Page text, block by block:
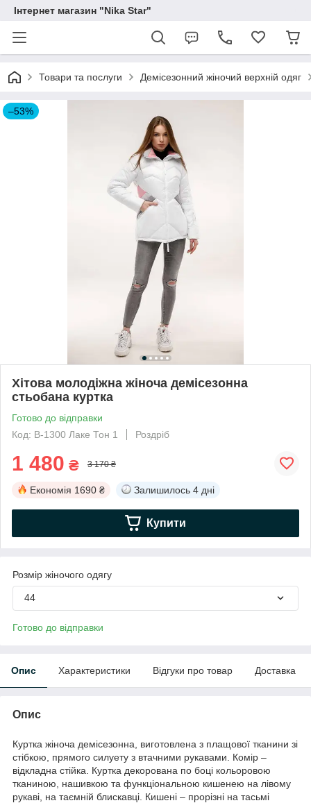
Інтернет магазин "Nika Star"
Товари та послуги Демісезонний жіночий верхній одяг
–53%
Хітова молодіжна жіноча демісезонна
стьобана куртка
Готово до відправки
Код: В-1300 Лаке Тон 1
Роздріб
1 480 ₴ 3 170 ₴
Економія 1690 ₴ Залишилось 4 дні
Купити
Розмір жіночого одягу
44
Готово до відправки
Опис Характеристики Відгуки про товар Доставка
Опис
Куртка жіноча демісезонна, виготовлена з плащової тканини зі
стібкою, прямого силуету з втачними рукавами. Комір –
відкладна стійка. Куртка декорована по боці кольоровою
тканиною, нашивкою та функціональною кишенею на лівому
рукаві, на таємній блискавці. Кишені – прорізні на тасьмі